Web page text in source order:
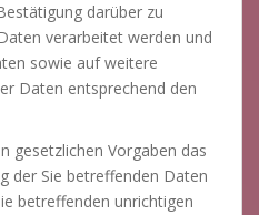
darüber zu
verarbeitet werden und
sowie auf weitere
Daten entsprechend den
gesetzlichen Vorgaben das
der Sie betreffenden Daten
betreffenden unrichtigen